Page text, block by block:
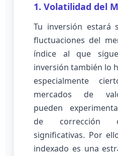
1. Volatilidad del
Tu inversión estará
fluctuaciones del
índice al que
inversión también lo
especialmente
mercados de
pueden
de corrección
significativas. Por
indexado es una